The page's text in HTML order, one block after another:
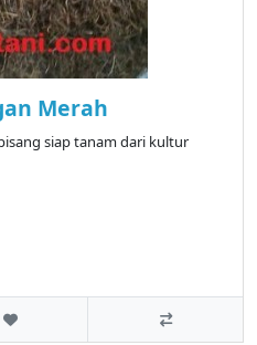
Merah
siap tanam dari kultur